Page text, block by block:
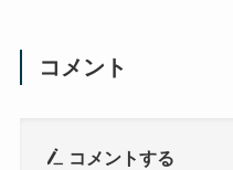
コメント
コメントする